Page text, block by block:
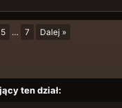
5 … 7 Dalej »
ten dział: